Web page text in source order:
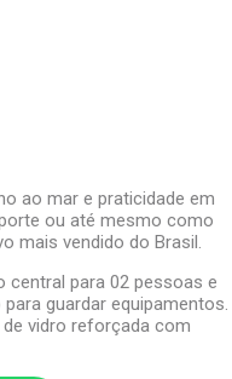
ao mar e praticidade em
ou até mesmo como
mais vendido do Brasil.
central para 02 pessoas e
guardar equipamentos.
vidro reforçada com